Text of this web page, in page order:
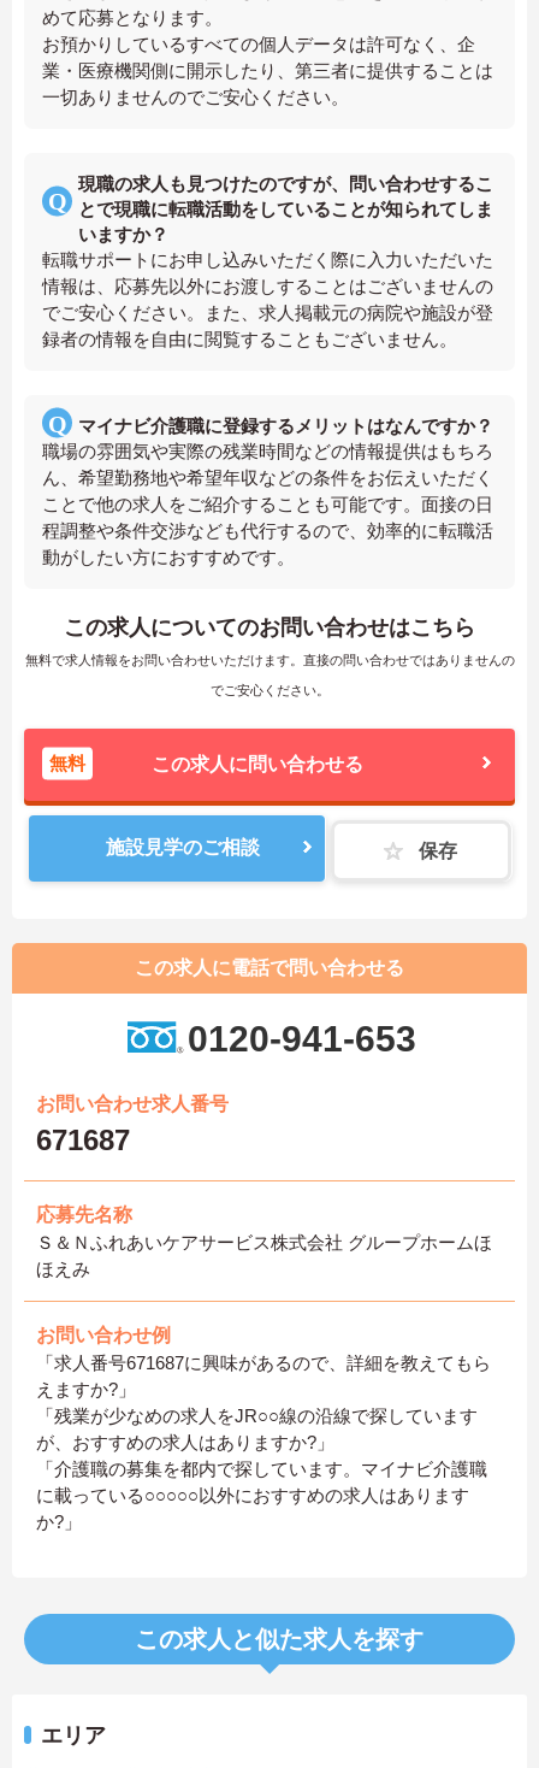
めて応募となります。
お預かりしているすべての個人データは許可なく、企
業・医療機関側に開示したり、第三者に提供することは
一切ありませんのでご安心ください。
現職の求人も見つけたのですが、問い合わせするこ
とで現職に転職活動をしていることが知られてしま
いますか？
転職サポートにお申し込みいただく際に入力いただいた
情報は、応募先以外にお渡しすることはございませんの
でご安心ください。また、求人掲載元の病院や施設が登
録者の情報を自由に閲覧することもございません。
マイナビ介護職に登録するメリットはなんですか？
職場の雰囲気や実際の残業時間などの情報提供はもちろ
ん、希望勤務地や希望年収などの条件をお伝えいただく
ことで他の求人をご紹介することも可能です。面接の日
程調整や条件交渉なども代行するので、効率的に転職活
動がしたい方におすすめです。
この求人についてのお問い合わせはこちら
無料で求人情報をお問い合わせいただけます。直接の問い合わせではありませんの
でご安心ください。
無料 この求人に問い合わせる
施設見学のご相談 保存
この求人に電話で問い合わせる
0120-941-653
お問い合わせ求人番号
671687
応募先名称
Ｓ＆Ｎふれあいケアサービス株式会社 グループホームほ
ほえみ
お問い合わせ例
「求人番号671687に興味があるので、詳細を教えてもら
えますか?」
「残業が少なめの求人をJR○○線の沿線で探しています
が、おすすめの求人はありますか?」
「介護職の募集を都内で探しています。マイナビ介護職
に載っている○○○○○以外におすすめの求人はあります
か?」
この求人と似た求人を探す
エリア